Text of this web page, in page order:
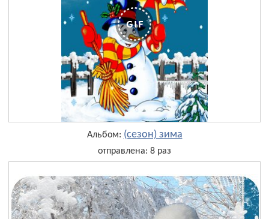
Альбом: (сезон) зима
отправлена: 8 раз